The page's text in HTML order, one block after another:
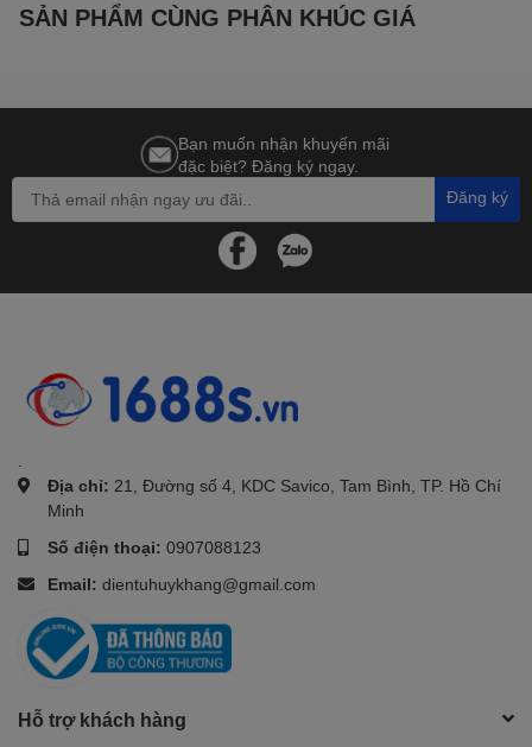
SẢN PHẨM CÙNG PHÂN KHÚC GIÁ
Bạn muốn nhận khuyến mãi
đặc biệt? Đăng ký ngay.
Đăng ký
Địa chỉ: 21, Đường số 4, KDC Savico, Tam Bình, TP. Hồ Chí
Minh
Số điện thoại: 0907088123
Email: dientuhuykhang@gmail.com
Hỗ trợ khách hàng